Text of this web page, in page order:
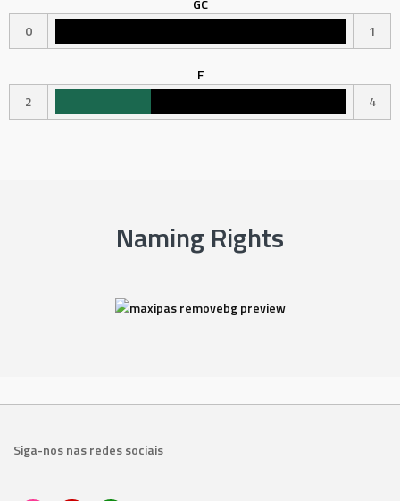
GC
0
1
F
2
4
Naming Rights
Siga-nos nas redes sociais